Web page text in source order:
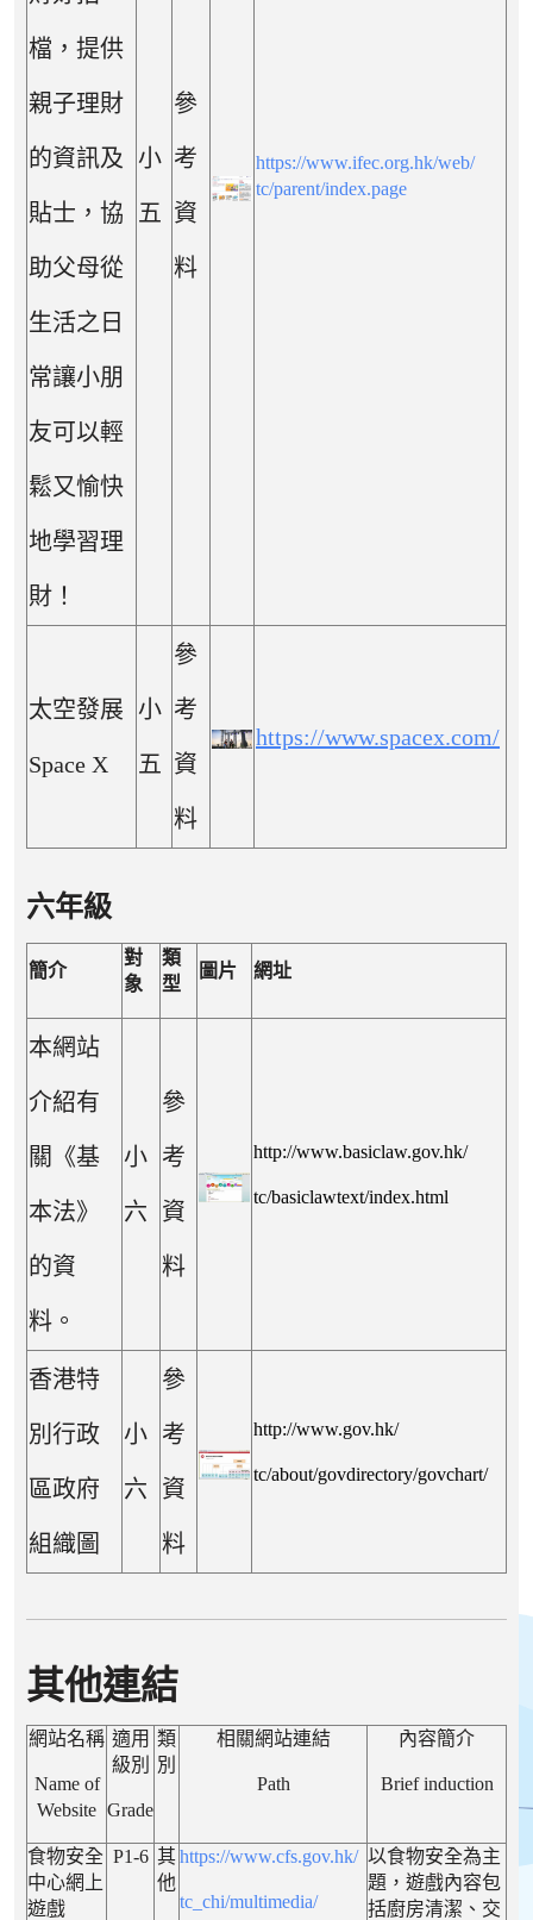
檔，提供
親子理財
的資訊及
貼士，協
助父母從
生活之日
常讓小朋
友可以輕
鬆又愉快
地學習理
財！
小
五
參
考
資
料
https://www.ifec.org.hk/web/
tc/parent/index.page
太空發展
Space X
小
五
參
考
資
料
https://www.spacex.com/
六年級
簡介
對
象
類
型
圖片 網址
本網站
介紹有
關《基
本法》
的資
料。
小
六
參
考
資
料
http://www.basiclaw.gov.hk/
tc/basiclawtext/index.html
香港特
別行政
區政府
組織圖
小
六
參
考
資
料
http://www.gov.hk/
tc/about/govdirectory/govchart/
其他連結
網站名稱
Name of
Website
適用
級別
Grade
類
別
相關網站連結
Path
內容簡介
Brief induction
食物安全
中心網上
遊戲
P1-6 其
他
https://www.cfs.gov.hk/
tc_chi/multimedia/
以食物安全為主
題，遊戲內容包
括廚房清潔、交